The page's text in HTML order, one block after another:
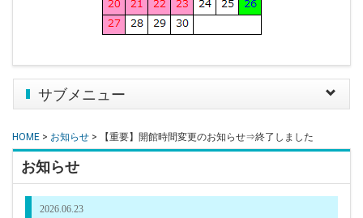
Toggle
サブメニュー
HOME > お知らせ > 【重要】開館時間変更のお知らせ⇒終了しました
お知らせ
2026.06.23